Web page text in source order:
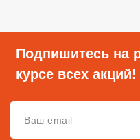
Подпишитесь на
курсе всех акций!